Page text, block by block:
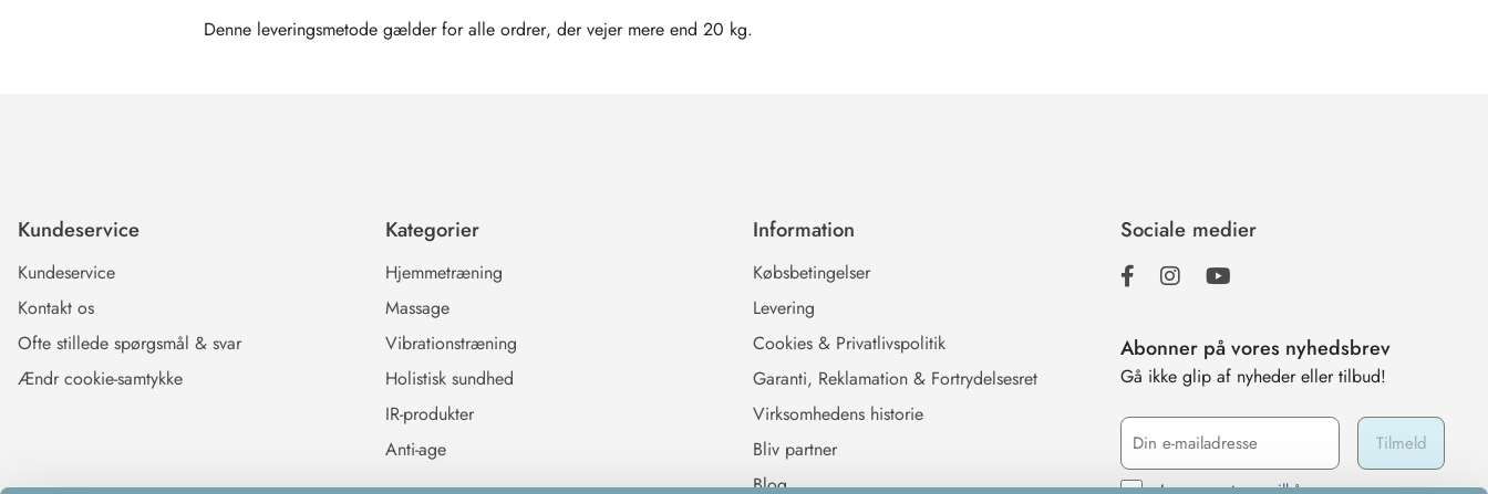
Denne leveringsmetode gælder for alle ordrer, der vejer mere end 20 kg.
Kundeservice
Kundeservice
Kontakt os
Ofte stillede spørgsmål & svar
Ændr cookie-samtykke
Kategorier
Hjemmetræning
Massage
Vibrationstræning
Holistisk sundhed
IR-produkter
Anti-age
Information
Købsbetingelser
Levering
Cookies & Privatlivspolitik
Garanti, Reklamation & Fortrydelsesret
Virksomhedens historie
Bliv partner
Blog
Sociale medier
Abonner på vores nyhedsbrev
Gå ikke glip af nyheder eller tilbud!